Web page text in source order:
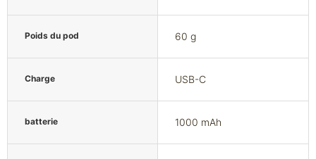
Poids du pod 60 g
Charge USB-C
batterie 1000 mAh